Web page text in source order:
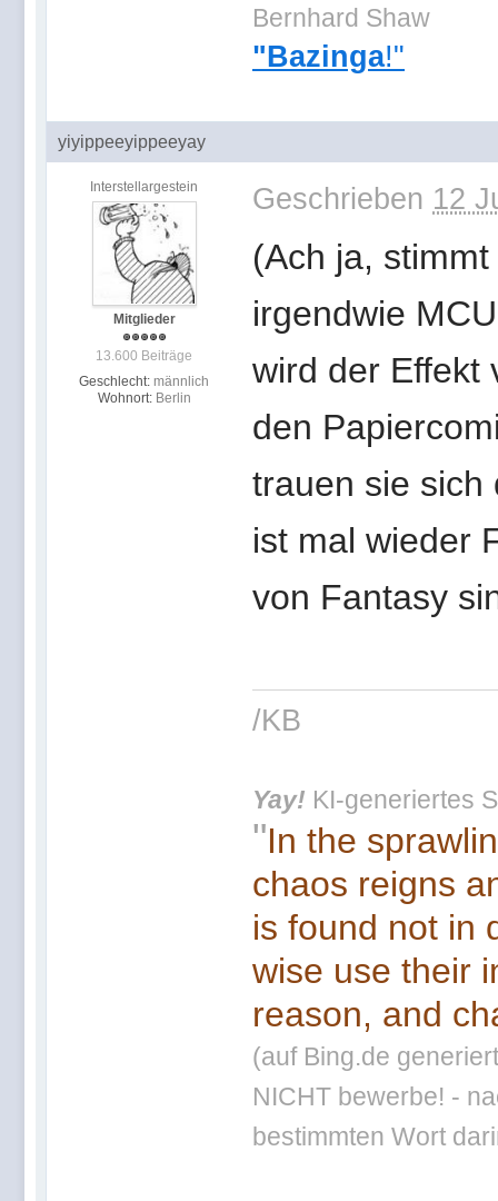
Bernhard Shaw
"Bazinga!"
yiyippeeyippeeyay
Interstellargestein
Mitglieder
13.600 Beiträge
Geschlecht: männlich
Wohnort: Berlin
Geschrieben 12
(Ach ja,
irgendwie
wird der Effekt
den
trauen sie sich
ist mal wieder
von Fantasy
/KB
Yay! KI-generiertes
"In the
chaos reigns
is found not in
wise use their
reason, and
(auf Bing.de
NICHT bewerbe! -
bestimmten Wort